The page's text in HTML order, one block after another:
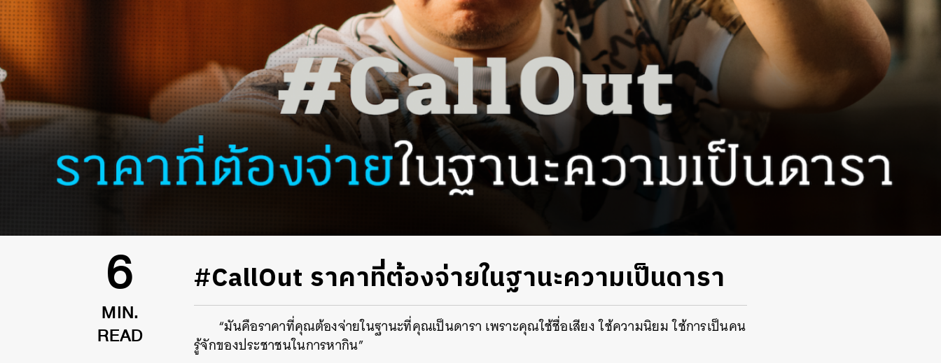
6
MIN.
READ
#CallOut ราคาที่ต้องจ่ายในฐานะความเป็นดารา
“มันคือราคาที่คุณต้องจ่ายในฐานะที่คุณเป็นดารา เพราะคุณใช้ชื่อเสียง ใช้ความนิยม ใช้การเป็นคน
รู้จักของประชาชนในการหากิน”